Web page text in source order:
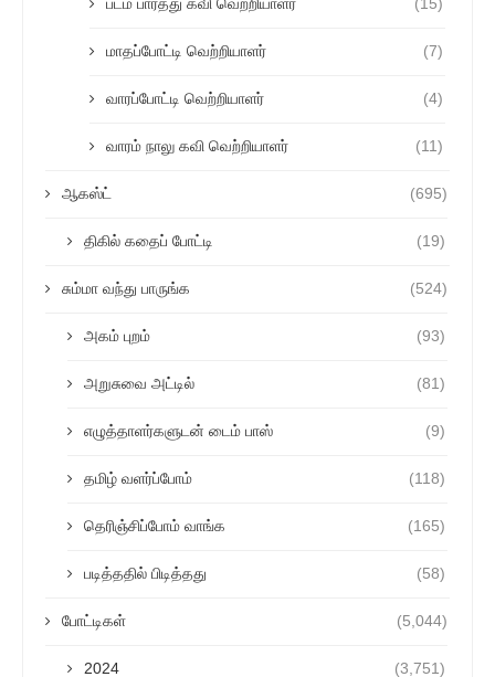
மாதப்போட்டி வெற்றியாளர் (7)
வாரப்போட்டி வெற்றியாளர் (4)
வாரம் நாலு கவி வெற்றியாளர் (11)
ஆகஸ்ட் (695)
திகில் கதைப் போட்டி (19)
சும்மா வந்து பாருங்க (524)
அகம் புறம் (93)
அறுசுவை அட்டில் (81)
எழுத்தாளர்களுடன் டைம் பாஸ் (9)
தமிழ் வளர்ப்போம் (118)
தெரிஞ்சிப்போம் வாங்க (165)
படித்ததில் பிடித்தது (58)
போட்டிகள் (5,044)
2024 (3,751)